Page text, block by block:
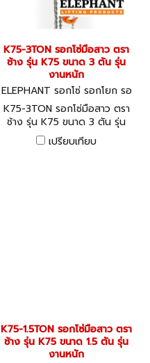
K75-3TON รอกโซ่มือสาว ตรา
ช้าง รุ่น K75 ขนาด 3 ตัน รุ่น
งานหนัก
ELEPHANT รอกโซ่ รอกโยก รอ
กถ่วง K75-3TON
K75-3TON รอกโซ่มือสาว ตรา
ช้าง รุ่น K75 ขนาด 3 ตัน รุ่น
งานหนัก
เปรียบเทียบ
K75-1.5TON รอกโซ่มือสาว ตรา
ช้าง รุ่น K75 ขนาด 1.5 ตัน รุ่น
งานหนัก